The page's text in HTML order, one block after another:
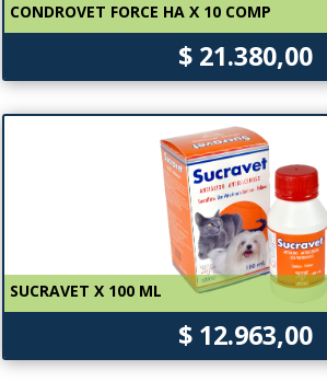
CONDROVET FORCE HA X 10 COMP
$ 21.380,00
SUCRAVET X 100 ML
$ 12.963,00